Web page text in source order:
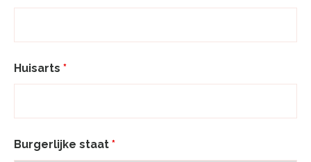
Huisarts *
Burgerlijke staat *